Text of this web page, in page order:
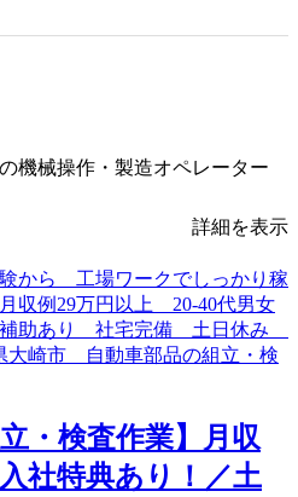
機械操作・製造オペレーター
詳細を表示
・検査作業】月収
社特典あり！／土